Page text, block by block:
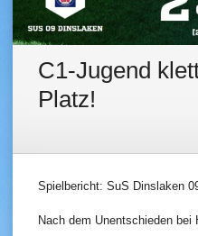
C1-Jugend
Platz!
Spielbericht: SuS Dinslaken
Nach dem Unentschieden bei